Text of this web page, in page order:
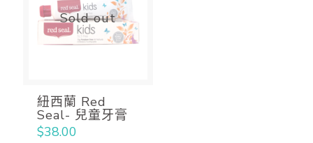
Sold out
紐西蘭 Red
Seal- 兒童牙膏
$38.00